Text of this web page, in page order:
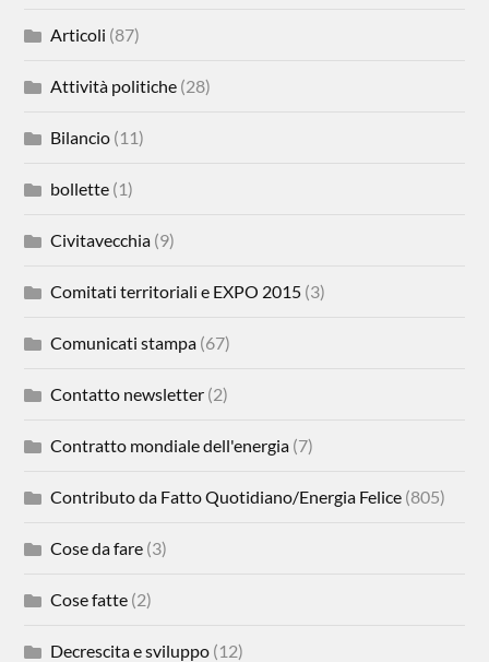
Articoli (87)
Attività politiche (28)
Bilancio (11)
bollette (1)
Civitavecchia (9)
Comitati territoriali e EXPO 2015 (3)
Comunicati stampa (67)
Contatto newsletter (2)
Contratto mondiale dell'energia (7)
Contributo da Fatto Quotidiano/Energia Felice (805)
Cose da fare (3)
Cose fatte (2)
Decrescita e sviluppo (12)